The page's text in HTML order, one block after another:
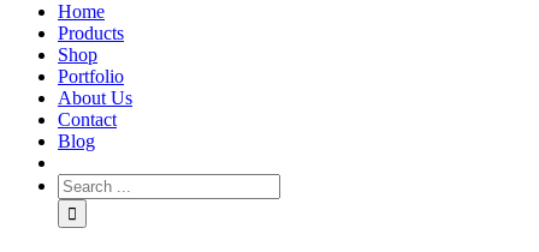
Home
Products
Shop
Portfolio
About Us
Contact
Blog